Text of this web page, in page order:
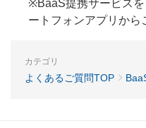
※BaaS提携サービス
ートフォンアプリから
カテゴリ
よくあるご質問TOP